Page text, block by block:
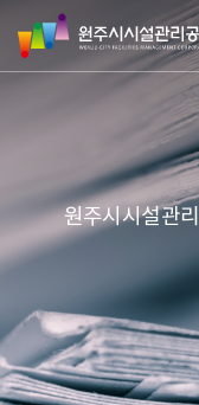
네
원
주
시
리
공
단
원주시시설관